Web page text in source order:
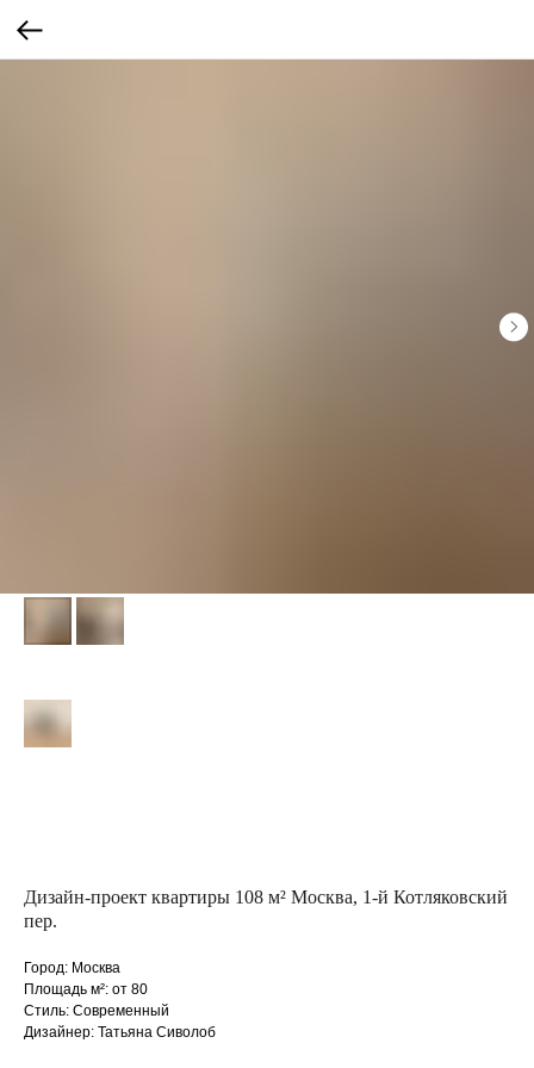
Дизайн-проект квартиры 108 м² Москва, 1-й Котляковский
пер.
Город: Москва
Площадь м²: от 80
Стиль: Современный
Дизайнер: Татьяна Сиволоб